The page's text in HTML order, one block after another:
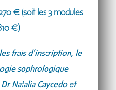
€ (soit les 3 modules
€)
frais d’inscription, le
sophrologique
Natalia Caycedo et